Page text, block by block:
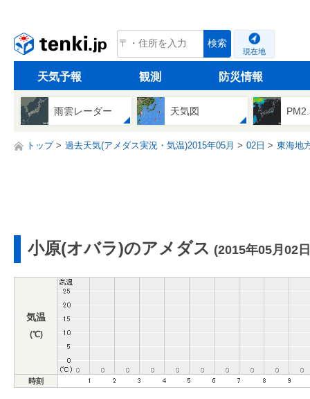
tenki.jp 検索
現在地
天気予報 観測 防災情報
雨雲レーダー 天気図
トップ 過去天気(アメダス実況・気温)2015年05月 02日 東海地
小原(オバラ)のアメダス (2015年05月02
気温
(℃)
時刻